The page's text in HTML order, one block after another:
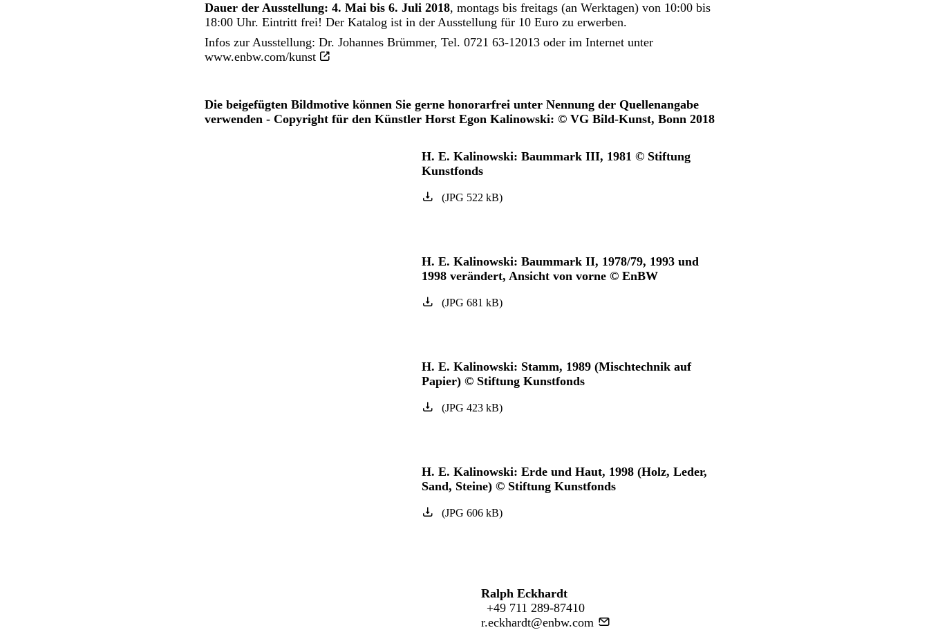
Dauer der Ausstellung: 4. Mai bis 6. Juli 2018, montags bis freitags (an Werktagen) von 10:00 bis
18:00 Uhr. Eintritt frei! Der Katalog ist in der Ausstellung für 10 Euro zu erwerben.
Infos zur Ausstellung: Dr. Johannes Brümmer, Tel. 0721 63-12013 oder im Internet unter
www.enbw.com/kunst
Die beigefügten Bildmotive können Sie gerne honorarfrei unter Nennung der Quellenangabe
verwenden - Copyright für den Künstler Horst Egon Kalinowski: © VG Bild-Kunst, Bonn 2018
H. E. Kalinowski: Baummark III, 1981 © Stiftung
Kunstfonds
(JPG 522 kB)
H. E. Kalinowski: Baummark II, 1978/79, 1993 und
1998 verändert, Ansicht von vorne © EnBW
(JPG 681 kB)
H. E. Kalinowski: Stamm, 1989 (Mischtechnik auf
Papier) © Stiftung Kunstfonds
(JPG 423 kB)
H. E. Kalinowski: Erde und Haut, 1998 (Holz, Leder,
Sand, Steine) © Stiftung Kunstfonds
(JPG 606 kB)
Ralph Eckhardt
+49 711 289-87410
r.eckhardt@enbw.com